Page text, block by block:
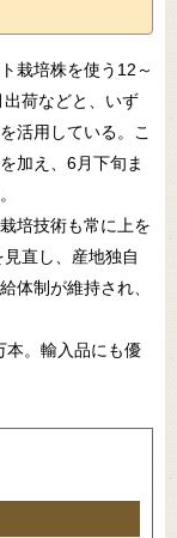
栽培株を使う12～
荷などと、いず
活用している。こ
加え、6月下旬ま
培技術も常に上を
直し、産地独自
体制が維持され、
。輸入品にも優